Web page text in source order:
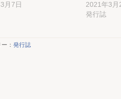
月7日
2021年3月
発行誌
： 発行誌